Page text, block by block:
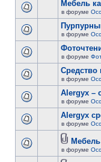
Мебель
в форуме
в форуме
в форуме
Cредство
в форуме
Alergyx –
в форуме
Alergyx
в форуме
Мебель
в форуме